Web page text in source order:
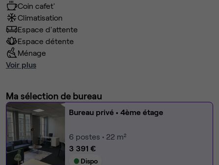
Coin cafet'
Climatisation
Espace d'attente
Espace détente
Ménage
Voir plus
Ma sélection de bureau
Bureau privé • 4ème étage
6 postes • 22 m²
3 391 €
Dispo